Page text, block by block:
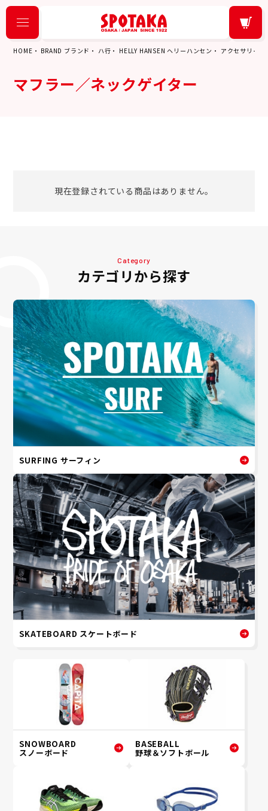
HOME BRAND ブランド ハ行 HELLY HANSEN ヘリーハンセン アクセサリー
マフラー／ネックゲイター
現在登録されている商品はありません。
Category
カテゴリから探す
SURFING サーフィン
SKATEBOARD スケートボード
SNOWBOARD
スノーボード
BASEBALL
野球＆ソフトボール